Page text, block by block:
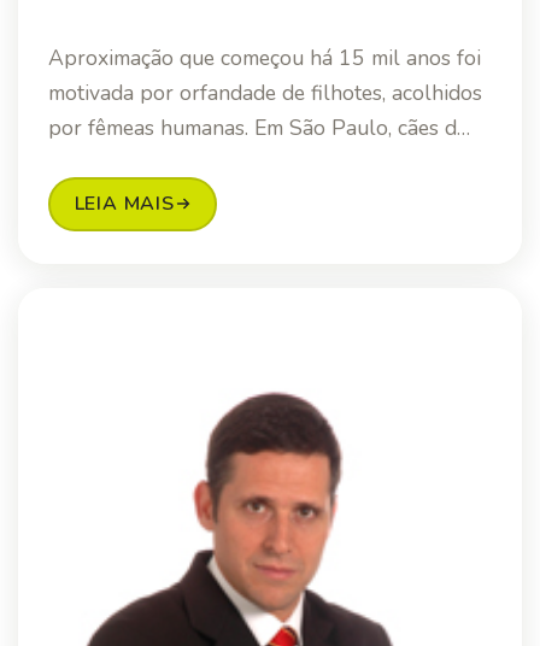
Aproximação que começou há 15 mil anos foi
motivada por orfandade de filhotes, acolhidos
por fêmeas humanas. Em São Paulo, cães d…
LEIA MAIS